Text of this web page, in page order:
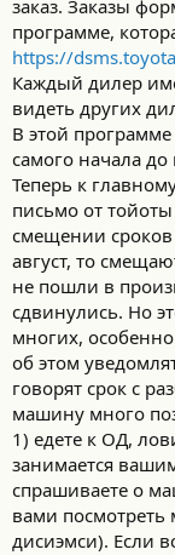
заказ. Заказы
программе,
https://
Каждый дилер
видеть других
В этой
самого начала
Теперь к
письмо от
смещении
август, то
не пошли в
сдвинулись. Но
многих,
об этом
говорят срок с
машину много
1) едете к ОД,
занимается
спрашиваете о
вами
дисиэмси). Если